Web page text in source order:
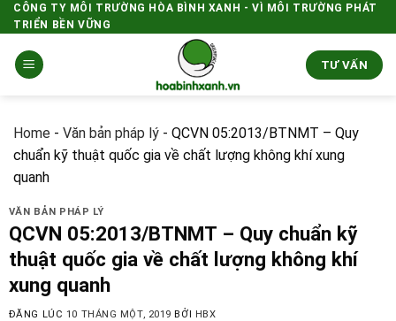
Skip
to
content
CÔNG TY MÔI TRƯỜNG HÒA BÌNH XANH - VÌ MÔI TRƯỜNG PHÁT
TRIỂN BỀN VỮNG
TƯ VẤN
Home - Văn bản pháp lý - QCVN 05:2013/BTNMT – Quy
chuẩn kỹ thuật quốc gia về chất lượng không khí xung
quanh
VĂN BẢN PHÁP LÝ
QCVN 05:2013/BTNMT – Quy chuẩn kỹ
thuật quốc gia về chất lượng không khí
xung quanh
ĐĂNG LÚC 10 THÁNG MỘT, 2019 BỞI HBX